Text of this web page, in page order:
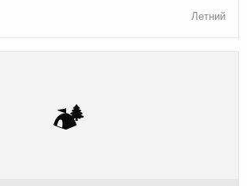
Летний
🏕️